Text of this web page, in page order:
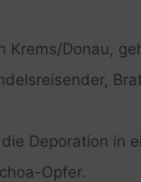
Krems/Donau,
Deporation in
Opfer.